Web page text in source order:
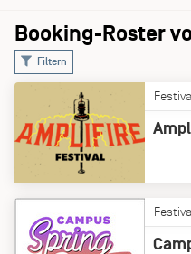
Booking-Roster
Filtern
Festival
Festival